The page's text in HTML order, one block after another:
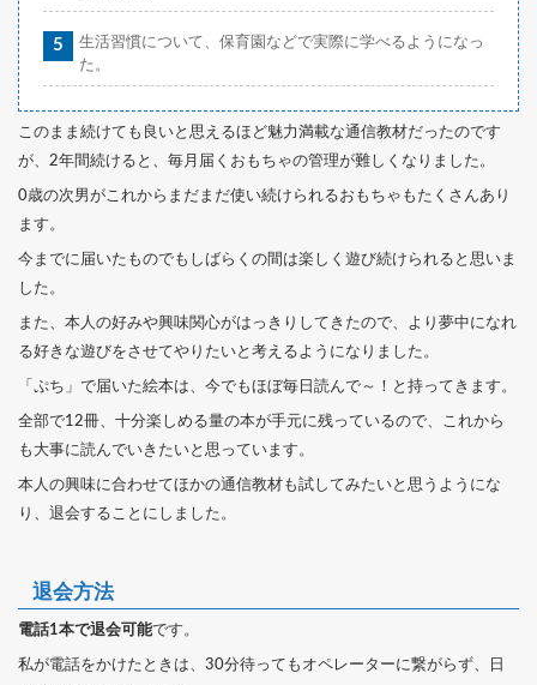
生活習慣について、保育園などで実際に学べるようになっ
た。
このまま続けても良いと思えるほど魅力満載な通信教材だったのです
が、2年間続けると、毎月届くおもちゃの管理が難しくなりました。
0歳の次男がこれからまだまだ使い続けられるおもちゃもたくさんあり
ます。
今までに届いたものでもしばらくの間は楽しく遊び続けられると思いま
した。
また、本人の好みや興味関心がはっきりしてきたので、より夢中になれ
る好きな遊びをさせてやりたいと考えるようになりました。
「ぷち」で届いた絵本は、今でもほぼ毎日読んで～！と持ってきます。
全部で12冊、十分楽しめる量の本が手元に残っているので、これから
も大事に読んでいきたいと思っています。
本人の興味に合わせてほかの通信教材も試してみたいと思うようにな
り、退会することにしました。
退会方法
電話1本で退会可能です。
私が電話をかけたときは、30分待ってもオペレーターに繋がらず、日